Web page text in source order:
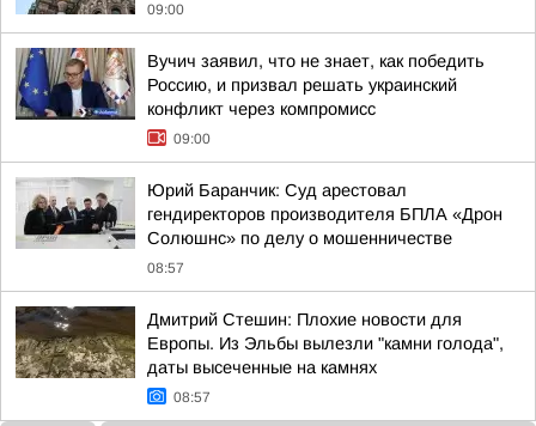
09:00
Вучич заявил, что не знает, как победить
Россию, и призвал решать украинский
конфликт через компромисс
09:00
Юрий Баранчик: Суд арестовал
гендиректоров производителя БПЛА «Дрон
Солюшнс» по делу о мошенничестве
08:57
Дмитрий Стешин: Плохие новости для
Европы. Из Эльбы вылезли "камни голода",
даты высеченные на камнях
08:57